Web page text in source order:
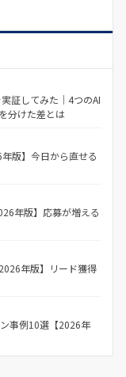
証してみた｜4つのAI
分けた差とは
版】今日から直せる
年版】応募が増える
年版】リード獲得
事例10選【2026年